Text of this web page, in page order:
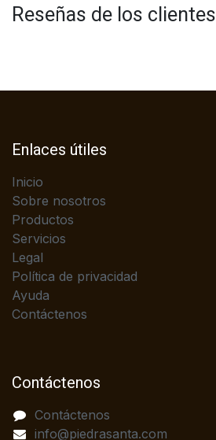
Reseñas de los clientes
Enlaces útiles
Inicio
Sobre nosotros
Productos
Servicios
Legal
Política de privacidad
Ayuda
Contáctenos
Contáctenos
Contáctenos
info@piedrasanta.com